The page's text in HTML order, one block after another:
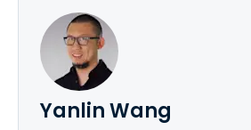
Yanlin Wang